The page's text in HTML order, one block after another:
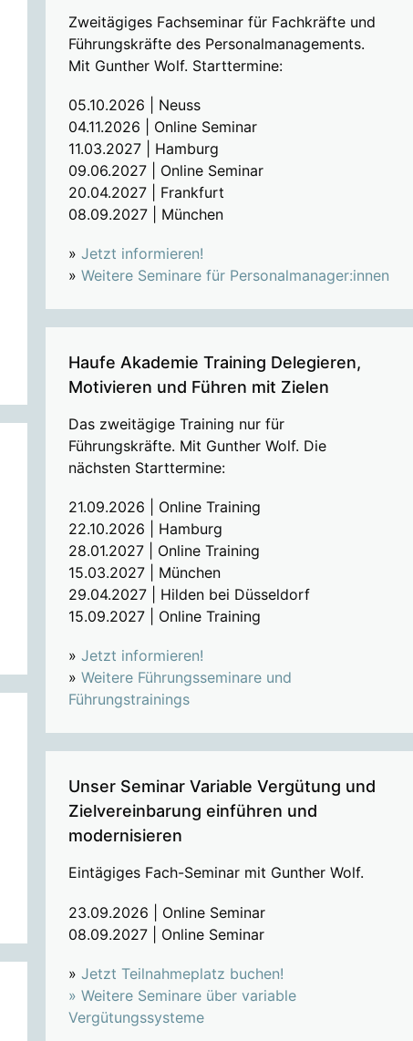
Zweitägiges Fachseminar für Fachkräfte und
Führungskräfte des Personalmanagements.
Mit Gunther Wolf. Starttermine:
05.10.2026 | Neuss
04.11.2026 | Online Seminar
11.03.2027 | Hamburg
09.06.2027 | Online Seminar
20.04.2027 | Frankfurt
08.09.2027 | München
» Jetzt informieren!
» Weitere Seminare für Personalmanager:innen
Haufe Akademie Training Delegieren,
Motivieren und Führen mit Zielen
Das zweitägige Training nur für
Führungskräfte. Mit Gunther Wolf. Die
nächsten Starttermine:
21.09.2026 | Online Training
22.10.2026 | Hamburg
28.01.2027 | Online Training
15.03.2027 | München
29.04.2027 | Hilden bei Düsseldorf
15.09.2027 | Online Training
» Jetzt informieren!
» Weitere Führungsseminare und
Führungstrainings
Unser Seminar Variable Vergütung und
Zielvereinbarung einführen und
modernisieren
Eintägiges Fach-Seminar mit Gunther Wolf.
23.09.2026 | Online Seminar
08.09.2027 | Online Seminar
» Jetzt Teilnahmeplatz buchen!
» Weitere Seminare über variable
Vergütungssysteme